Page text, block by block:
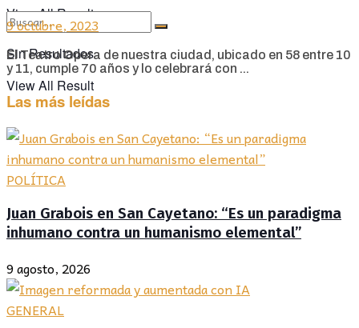
View All Result
Sin Resultados
View All Result
9 octubre, 2023
El Teatro Opera de nuestra ciudad, ubicado en 58 entre 10
y 11, cumple 70 años y lo celebrará con ...
Las más leídas
POLÍTICA
Juan Grabois en San Cayetano: “Es un paradigma
inhumano contra un humanismo elemental”
9 agosto, 2026
GENERAL